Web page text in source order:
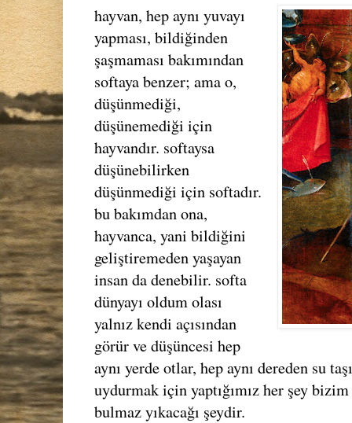
hayvan, hep aynı yuvayı
yapması, bildiğinden
şaşmaması bakımından
softaya benzer; ama o,
düşünmediği,
düşünemediği için
hayvandır. softaysa
düşünebilirken
düşünmediği için softadır.
bu bakımdan ona,
hayvanca, yani bildiğini
geliştiremeden yaşayan
insan da denebilir. softa
dünyayı oldum olası
yalnız kendi açısından
görür ve düşüncesi hep
aynı yerde otlar, hep aynı dereden su
uydurmak için yaptığımız her şey
bulmaz yıkacağı şeydir.